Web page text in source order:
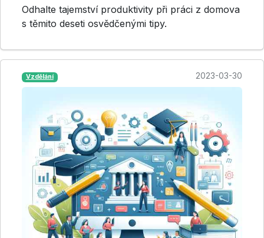
Odhalte tajemství produktivity při práci z domova
s těmito deseti osvědčenými tipy.
Vzdělání 2023-03-30